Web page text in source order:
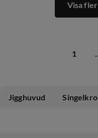
Visa
1
Jigghuvud